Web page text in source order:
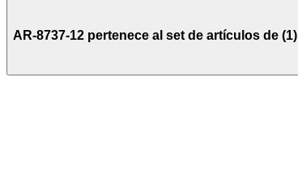
AR-8737-12 pertenece al set de artículos de (1)